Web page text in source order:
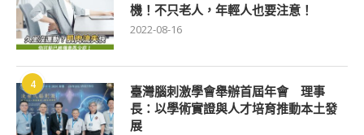
機！不只老人，年輕人也要注意！
2022-08-16
4
臺灣腦刺激學會舉辦首屆年會 理事
長：以學術實證與人才培育推動本土發
展